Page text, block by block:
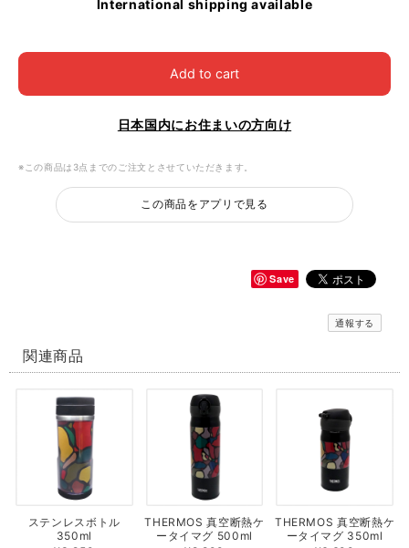
International shipping available
Add to cart
日本国内にお住まいの方向け
※この商品は3点までのご注文とさせていただきます。
この商品をアプリで見る
Save
通報する
関連商品
ステンレスボトル
350ml
THERMOS 真空断熱ケ
ータイマグ 500ml
THERMOS 真空断熱ケ
ータイマグ 350ml